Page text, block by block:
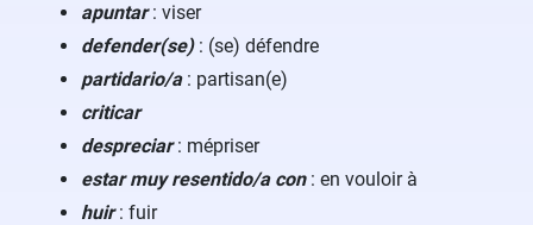
apuntar: viser
defender(se): (se) défendre
partidario/a: partisan(e)
criticar
despreciar: mépriser
estar muy resentido/a con: en vouloir à
huir : fuir